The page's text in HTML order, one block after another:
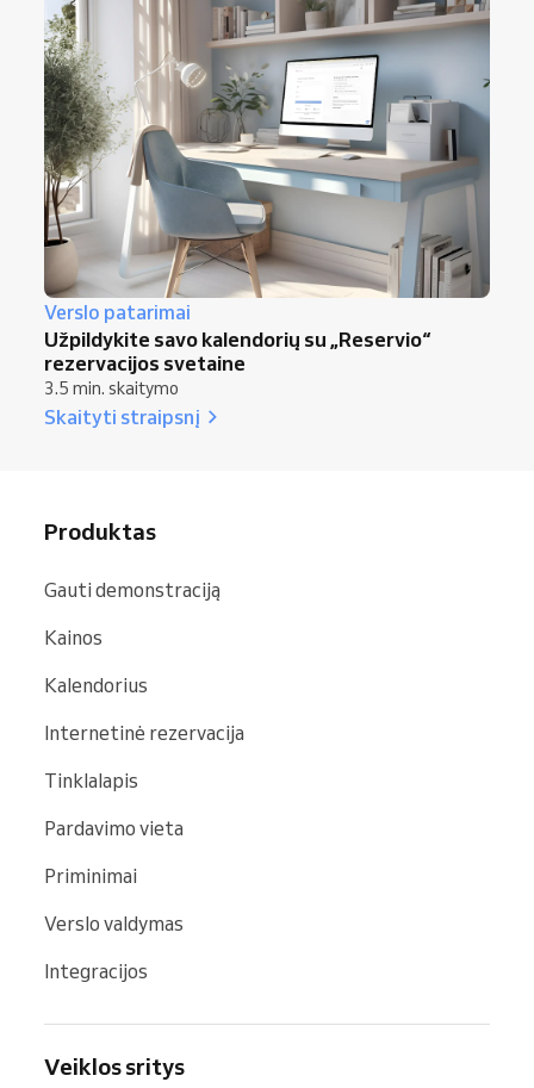
Verslo patarimai
Užpildykite savo kalendorių su „Reservio“
rezervacijos svetaine
3.5 min. skaitymo
Skaityti straipsnį
Produktas
Gauti demonstraciją
Kainos
Kalendorius
Internetinė rezervacija
Tinklalapis
Pardavimo vieta
Priminimai
Verslo valdymas
Integracijos
Veiklos sritys